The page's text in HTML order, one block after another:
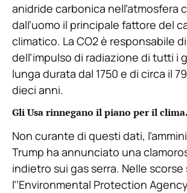
anidride carbonica nell’atmosfera
dall’uomo il principale fattore del
climatico. La CO2 è responsabile
dell’impulso di radiazione di tutti i
lunga durata dal 1750 e di circa il
dieci anni.
Gli Usa rinnegano il piano per il
Non curante di questi dati,
Trump ha annunciato una
indietro sui gas serra. Nelle
l’’Environmental Protection